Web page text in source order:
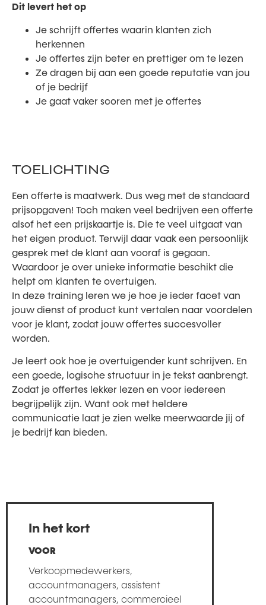
Dit levert het op
Je schrijft offertes waarin klanten zich
herkennen
Je offertes zijn beter en prettiger om te lezen
Ze dragen bij aan een goede reputatie van jou
of je bedrijf
Je gaat vaker scoren met je offertes
TOELICHTING
Een offerte is maatwerk. Dus weg met de standaard
prijsopgaven! Toch maken veel bedrijven een offerte
alsof het een prijskaartje is. Die te veel uitgaat van
het eigen product. Terwijl daar vaak een persoonlijk
gesprek met de klant aan vooraf is gegaan.
Waardoor je over unieke informatie beschikt die
helpt om klanten te overtuigen.
In deze training leren we je hoe je ieder facet van
jouw dienst of product kunt vertalen naar voordelen
voor je klant, zodat jouw offertes succesvoller
worden.
Je leert ook hoe je overtuigender kunt schrijven. En
een goede, logische structuur in je tekst aanbrengt.
Zodat je offertes lekker lezen en voor iedereen
begrijpelijk zijn. Want ook met heldere
communicatie laat je zien welke meerwaarde jij of
je bedrijf kan bieden.
In het kort
VOOR
Verkoopmedewerkers,
accountmanagers, assistent
accountmanagers, commercieel